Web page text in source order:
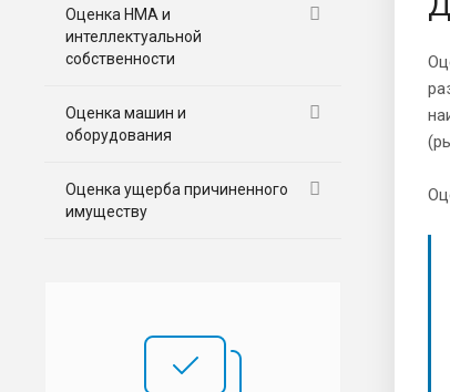
Оценка НМА и
интеллектуальной
собственности
Оценка машин и
оборудования
Оценка ущерба причиненного
имуществу